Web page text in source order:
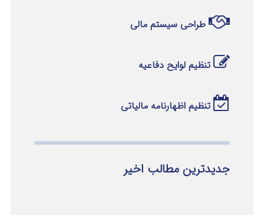
طراحی سیستم مالی
تنظیم لوایح دفاعیه
تنظیم اظهارنامه مالیاتی
جدیدترین مطالب اخیر